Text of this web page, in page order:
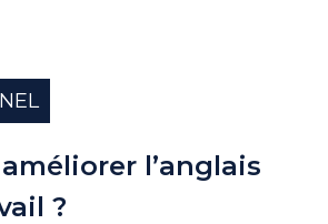
l’anglais
?